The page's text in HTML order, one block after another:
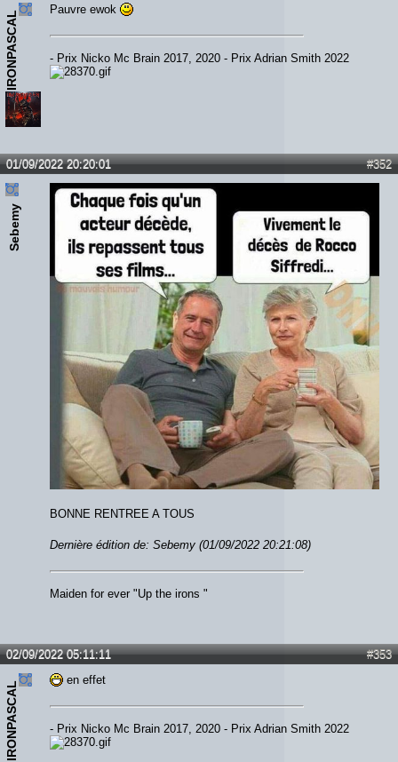
IRONPASCAL
Pauvre ewok
- Prix Nicko Mc Brain 2017, 2020 - Prix Adrian Smith 2022
#352
01/09/2022 20:20:01
Sebemy
BONNE RENTREE A TOUS
Dernière édition de: Sebemy (01/09/2022 20:21:08)
Maiden for ever "Up the irons "
#353
02/09/2022 05:11:11
IRONPASCAL
en effet
- Prix Nicko Mc Brain 2017, 2020 - Prix Adrian Smith 2022